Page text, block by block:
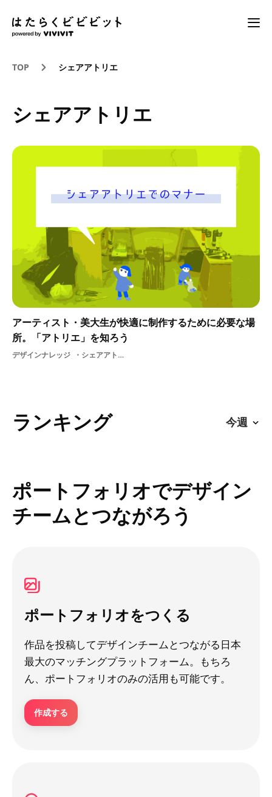
TOP シェアアトリエ
シェアアトリエ
アーティスト・美大生が快適に制作するために必要な場
所。「アトリエ」を知ろう
デザインナレッジ シェアアトリエ美大デザインアートアトリエ
ランキング
ポートフォリオでデザイン
チームとつながろう
ポートフォリオをつくる
作品を投稿してデザインチームとつながる日本
最大のマッチングプラットフォーム。もちろ
ん、ポートフォリオのみの活用も可能です。
作成する